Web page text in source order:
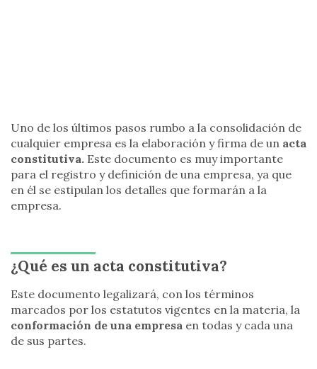
Uno de los últimos pasos rumbo a la consolidación de
cualquier empresa es la elaboración y firma de un acta
constitutiva. Este documento es muy importante
para el registro y definición de una empresa, ya que
en él se estipulan los detalles que formarán a la
empresa.
¿Qué es un acta constitutiva?
Este documento legalizará, con los términos
marcados por los estatutos vigentes en la materia, la
conformación de una empresa en todas y cada una
de sus partes.